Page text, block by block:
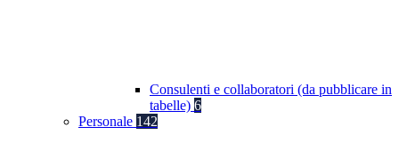
Consulenti e collaboratori (da pubblicare in
tabelle) 6
Personale 142